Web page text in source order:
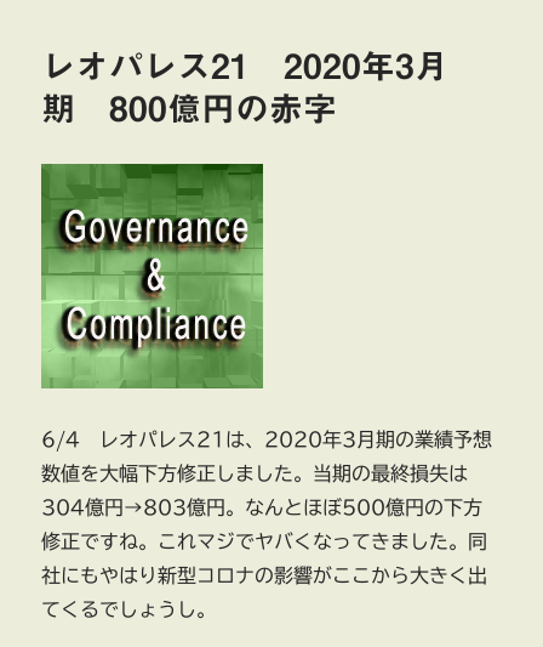
レオパレス21 2020年3月
期 800億円の赤字
6/4 レオパレス21は、2020年3月期の業績予想
数値を大幅下方修正しました。当期の最終損失は
304億円→803億円。なんとほぼ500億円の下方
修正ですね。これマジでヤバくなってきました。同
社にもやはり新型コロナの影響がここから大きく出
てくるでしょうし。